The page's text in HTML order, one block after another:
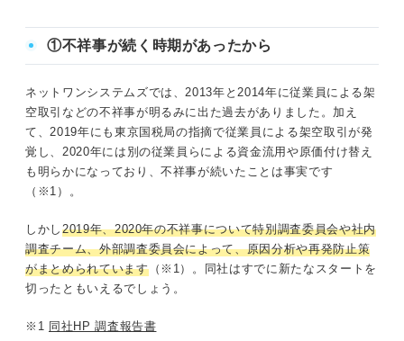
①不祥事が続く時期があったから
ネットワンシステムズでは、2013年と2014年に従業員による架
空取引などの不祥事が明るみに出た過去がありました。加え
て、2019年にも東京国税局の指摘で従業員による架空取引が発
覚し、2020年には別の従業員らによる資金流用や原価付け替え
も明らかになっており、不祥事が続いたことは事実です
（※1）。
しかし 2019年、2020年の不祥事について特別調査委員会や社内
調査チーム、外部調査委員会によって、原因分析や再発防止策
がまとめられています（※1）。同社はすでに新たなスタートを
切ったともいえるでしょう。
※1 同社HP 調査報告書